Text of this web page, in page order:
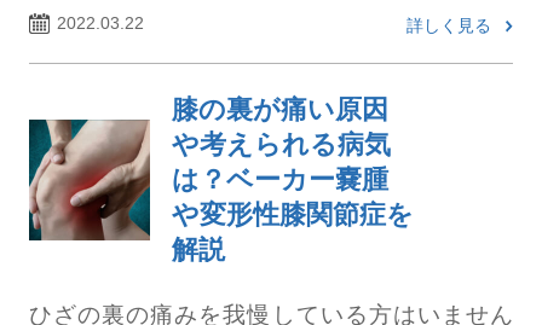
2022.03.22 詳しく見る
膝の裏が痛い原因
や考えられる病気
は？ベーカー嚢腫
や変形性膝関節症を
解説
ひざの裏の痛みを我慢している方はいません